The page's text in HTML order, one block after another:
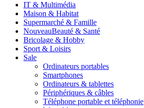
IT & Multimédia
Maison & Habitat
Supermarché & Famille
NouveauBeauté & Santé
Bricolage & Hobby
Sport & Loisirs
Sale
Ordinateurs portables
Smartphones
Ordinateurs & tablettes
Périphériques & câbles
Téléphone portable et téléphonie